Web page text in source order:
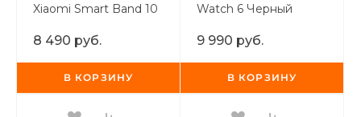
Xiaomi Smart Band 10
Белый
8 490 руб.
В КОРЗИНУ
Watch 6 Черный
9 990 руб.
В КОРЗИНУ